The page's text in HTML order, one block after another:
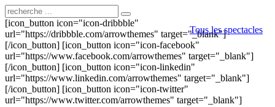
[icon_button icon="icon-dribbble"
url="https://dribbble.com/arrowthemes" target="_blank"]
[/icon_button] [icon_button icon="icon-facebook"
url="https://www.facebook.com/arrowthemes" target="_blank"]
[/icon_button] [icon_button icon="icon-linkedin"
url="https://www.linkedin.com/arrowthemes" target="_blank"]
[/icon_button] [icon_button icon="icon-twitter"
url="https://www.twitter.com/arrowthemes" target="_blank"]
Tous les spectacles